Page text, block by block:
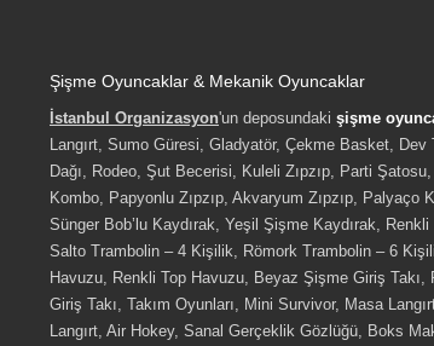
Şişme Oyuncaklar & Mekanik Oyuncaklar
İstanbul Organizasyon'un deposundaki şişme
Langırt, Sumo Güresi, Gladyatör, Çekme Basket, Dev
Dağı, Rodeo, Şut Becerisi, Kuleli Zıpzıp, Parti
Kombo, Papyonlu Zıpzıp, Akvaryum Zıpzıp, Palyaço
Sünger Bob’lu Kaydırak, Yeşil Şişme Kaydırak, Renkli
Salto Trambolin – 4 Kişilik, Römork Trambolin – 6
Havuzu, Renkli Top Havuzu, Beyaz Şişme Giriş Takı,
Giriş Takı, Takım Oyunları, Mini Survivor, Masa
Langırt, Air Hokey, Sanal Gerçeklik Gözlüğü, Boks